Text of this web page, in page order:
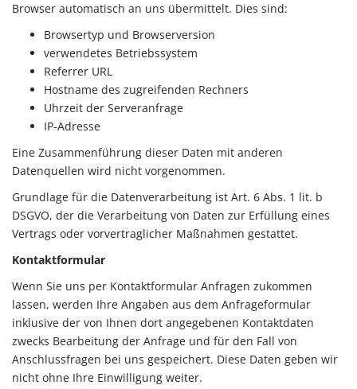
Browser automatisch an uns übermittelt. Dies sind:
Browsertyp und Browserversion
verwendetes Betriebssystem
Referrer URL
Hostname des zugreifenden Rechners
Uhrzeit der Serveranfrage
IP-Adresse
Eine Zusammenführung dieser Daten mit anderen
Datenquellen wird nicht vorgenommen.
Grundlage für die Datenverarbeitung ist Art. 6 Abs. 1 lit. b
DSGVO, der die Verarbeitung von Daten zur Erfüllung eines
Vertrags oder vorvertraglicher Maßnahmen gestattet.
Kontaktformular
Wenn Sie uns per Kontaktformular Anfragen zukommen
lassen, werden Ihre Angaben aus dem Anfrageformular
inklusive der von Ihnen dort angegebenen Kontaktdaten
zwecks Bearbeitung der Anfrage und für den Fall von
Anschlussfragen bei uns gespeichert. Diese Daten geben wir
nicht ohne Ihre Einwilligung weiter.